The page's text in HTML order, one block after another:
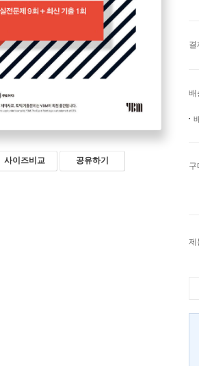
사이즈비교 공유하기
결
배
구
제